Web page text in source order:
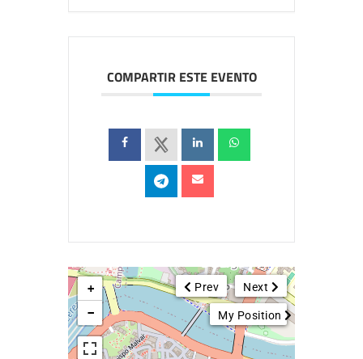
COMPARTIR ESTE EVENTO
Next
Prev
My Position
+
−